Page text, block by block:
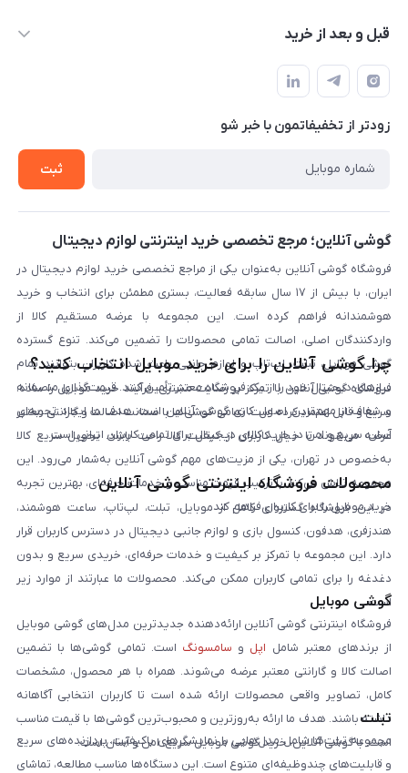
درباره ما
حساب کاربری
حریم خصوصی
بلاگ
قبل و بعد از خرید
نحوه خرید از گوشی آنلاین
شرایط ضمانت هفت روزه
روش ارسال کالا در گوشی آنلاین
روش بازگردانی کالا
زودتر از تخفیفاتمون با خبر شو
ثبت
گوشی آنلاین؛ مرجع تخصصی خرید اینترنتی لوازم دیجیتال
فروشگاه گوشی آنلاین به‌عنوان یکی از مراجع تخصصی خرید لوازم دیجیتال در
ایران، با بیش از ۱۷ سال سابقه فعالیت، بستری مطمئن برای انتخاب و خرید
هوشمندانه فراهم کرده است. این مجموعه با عرضه مستقیم کالا از
واردکنندگان اصلی، اصالت تمامی محصولات را تضمین می‌کند. تنوع گسترده
گوشی موبایل، تبلت، لپ‌تاپ و لوازم جانبی باعث شده کاربران بتوانند تمام
نیازهای دیجیتال خود را از یک فروشگاه معتبر تأمین کنند. قیمت‌گذاری منصفانه
و شفاف از مهم‌ترین اصول کاری گوشی آنلاین است. هدف ما ایجاد تجربه‌ای
آسان، سریع و امن در خرید کالای دیجیتال برای تمامی کاربران ایرانی است.
چرا گوشی آنلاین را برای خرید موبایل انتخاب کنید؟
فروشگاه گوشی آنلاین با تمرکز بر رضایت مشتری، فرآیند خرید موبایل را ساده،
سریع و قابل اعتماد کرده است. تمامی گوشی‌ها با ضمانت اصالت و گارانتی معتبر
عرضه می‌شوند تا خیال کاربران از کیفیت کالا راحت باشد. تحویل سریع کالا
به‌خصوص در تهران، یکی از مزیت‌های مهم گوشی آنلاین به‌شمار می‌رود. این
مجموعه تلاش می‌کند با ترکیب قیمت مناسب و خدمات حرفه‌ای، بهترین تجربه
خرید موبایل را برای کاربران فراهم کند.
محصولات فروشگاه اینترنتی گوشی آنلاین
در این فروشگاه گستره‌ای کامل از موبایل، تبلت، لپ‌تاپ، ساعت هوشمند،
هندزفری، هدفون، کنسول بازی و لوازم جانبی دیجیتال در دسترس کاربران قرار
دارد. این مجموعه با تمرکز بر کیفیت و خدمات حرفه‌ای، خریدی سریع و بدون
دغدغه را برای تمامی کاربران ممکن می‌کند. محصولات ما عبارتند از موارد زیر
است:
گوشی موبایل
فروشگاه اینترنتی گوشی آنلاین ارائه‌دهنده جدیدترین مدل‌های گوشی موبایل
از برندهای معتبر شامل اپل و سامسونگ است. تمامی گوشی‌ها با تضمین
اصالت کالا و گارانتی معتبر عرضه می‌شوند. همراه با هر محصول، مشخصات
کامل، تصاویر واقعی محصولات ارائه شده است تا کاربران انتخابی آگاهانه
داشته باشند. هدف ما ارائه به‌روزترین و محبوب‌ترین گوشی‌ها با قیمت مناسب
است. با گوشی آنلاین، خرید گوشی موبایل سریع، امن و آسان است.
تبلت
مجموعه تبلت‌ها شامل مدل‌هایی با نمایشگرهای باکیفیت، پردازنده‌های سریع
و قابلیت‌های چندوظیفه‌ای متنوع است. این دستگاه‌ها مناسب مطالعه، تماشای